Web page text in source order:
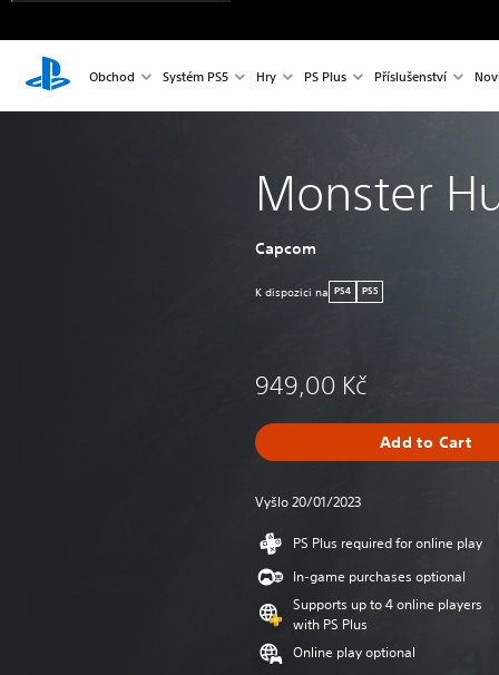
Obchod Systém PS5 Hry PS Plus Příslušenství
Monster
Capcom
K dispozici na PS4 PS5
949,00 Kč
Add to Cart
Vyšlo 20/01/2023
PS Plus required for online play
In-game purchases optional
Supports up to 4 online players
with PS Plus
Online play optional